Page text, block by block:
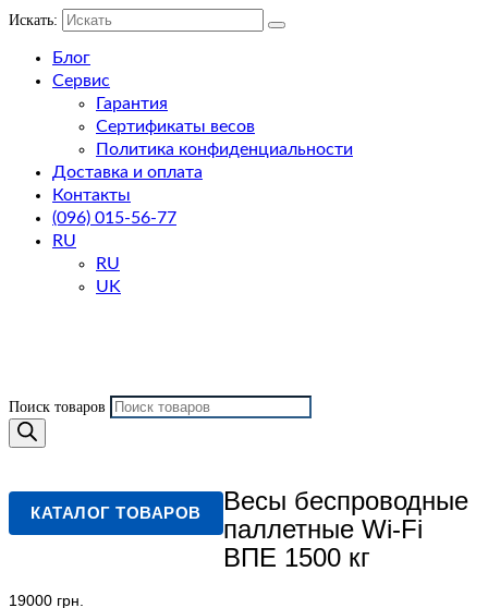
Искать:
Блог
Сервис
Гарантия
Сертификаты весов
Политика конфиденциальности
Доставка и оплата
Контакты
(096) 015-56-77
RU
RU
UK
Поиск товаров
КАТАЛОГ ТОВАРОВ
Весы беспроводные
паллетные Wi-Fi
ВПЕ 1500 кг
19000 грн.